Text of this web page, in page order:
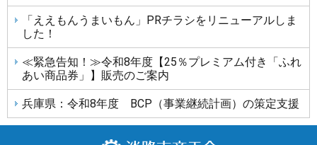
「ええもんうまいもん」PRチラシをリニューアルしま
した！
≪緊急告知！≫令和8年度【25％プレミアム付き「ふれ
あい商品券」】販売のご案内
兵庫県：令和8年度 BCP（事業継続計画）の策定支援